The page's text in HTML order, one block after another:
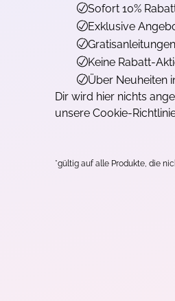
Sofort 10%
Exklusive
Keine Rabatt-
Über Neuheiten
Dir wird hier nichts
unsere Cookie-
*gültig auf alle Produkte, die